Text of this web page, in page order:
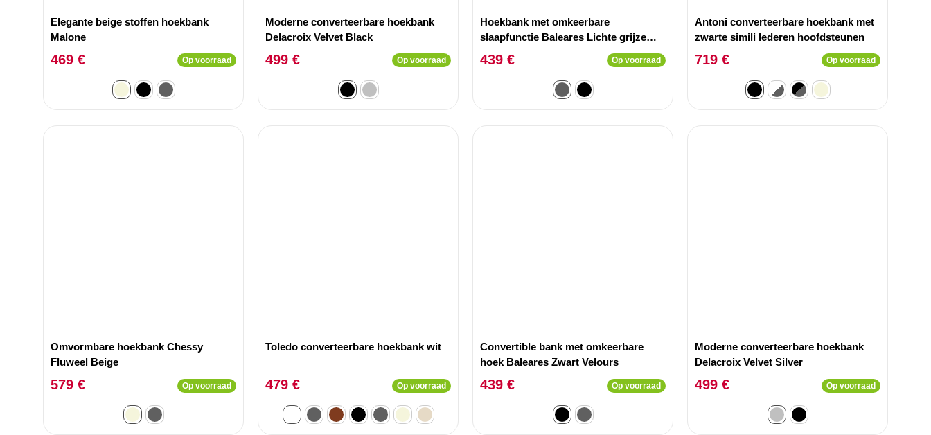
Elegante beige stoffen hoekbank
Malone
469 € Op voorraad
Moderne converteerbare hoekbank
Delacroix Velvet Black
499 € Op voorraad
Hoekbank met omkeerbare
slaapfunctie Baleares Lichte grijze
stof
439 € Op voorraad
Antoni converteerbare hoekbank met
zwarte simili lederen hoofdsteunen
719 € Op voorraad
Omvormbare hoekbank Chessy
Fluweel Beige
579 € Op voorraad
Toledo converteerbare hoekbank wit
479 € Op voorraad
Convertible bank met omkeerbare
hoek Baleares Zwart Velours
439 € Op voorraad
Moderne converteerbare hoekbank
Delacroix Velvet Silver
499 € Op voorraad